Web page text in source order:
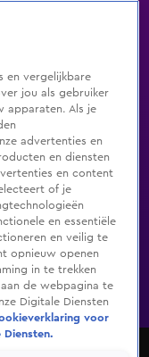
Genres
De Bondgenoten
en vergelijkbare
jou als gebruiker
apparaten. Als je
advertenties en
en diensten
en content
of je
en essentiële
en veilig te
opnieuw openen
in te trekken
de webpagina te
Digitale Diensten
voor
Diensten.